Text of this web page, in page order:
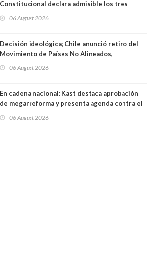
Constitucional declara admisible los tres
06 August 2026
Decisión ideológica; Chile anunció retiro del
Movimiento de Países No Alineados,
1971. Excanciller Insulza lamentó decisión
06 August 2026
En cadena nacional: Kast destaca aprobación
de megarreforma y presenta agenda contra el
06 August 2026